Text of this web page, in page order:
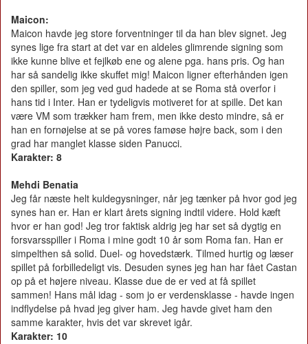
Maicon:
Maicon havde jeg store forventninger til da han blev signet. Jeg
synes lige fra start at det var en aldeles glimrende signing som
ikke kunne blive et fejlkøb ene og alene pga. hans pris. Og han
har så sandelig ikke skuffet mig! Maicon ligner efterhånden igen
den spiller, som jeg ved gud hadede at se Roma stå overfor i
hans tid i Inter. Han er tydeligvis motiveret for at spille. Det kan
være VM som trækker ham frem, men ikke desto mindre, så er
han en fornøjelse at se på vores famøse højre back, som i den
grad har manglet klasse siden Panucci.
Karakter: 8
Mehdi Benatia
Jeg får næste helt kuldegysninger, når jeg tænker på hvor god jeg
synes han er. Han er klart årets signing indtil videre. Hold kæft
hvor er han god! Jeg tror faktisk aldrig jeg har set så dygtig en
forsvarsspiller i Roma i mine godt 10 år som Roma fan. Han er
simpelthen så solid. Duel- og hovedstærk. Tilmed hurtig og læser
spillet på forbilledeligt vis. Desuden synes jeg han har fået Castan
op på et højere niveau. Klasse due de er ved at få spillet
sammen! Hans mål idag - som jo er verdensklasse - havde ingen
indflydelse på hvad jeg giver ham. Jeg havde givet ham den
samme karakter, hvis det var skrevet igår.
Karakter: 10